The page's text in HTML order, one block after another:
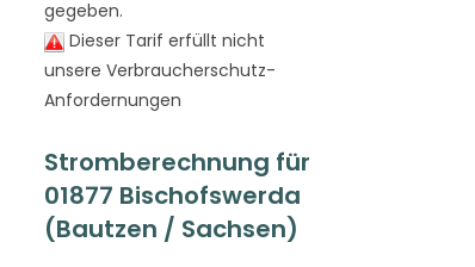
gegeben.
Dieser Tarif erfüllt nicht
unsere Verbraucherschutz-
Anfordernungen
Stromberechnung für
01877 Bischofswerda
(Bautzen / Sachsen)